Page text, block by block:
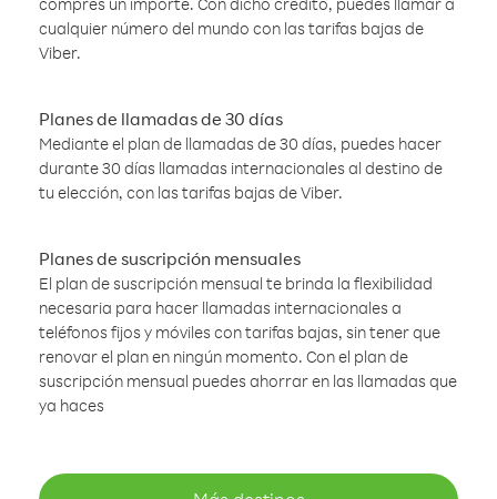
cualquier número del mundo con las tarifas bajas de
Viber.
Planes de llamadas de 30 días
Mediante el plan de llamadas de 30 días, puedes hacer
durante 30 días llamadas internacionales al destino de
tu elección, con las tarifas bajas de Viber.
Planes de suscripción mensuales
El plan de suscripción mensual te brinda la flexibilidad
necesaria para hacer llamadas internacionales a
teléfonos fijos y móviles con tarifas bajas, sin tener que
renovar el plan en ningún momento. Con el plan de
suscripción mensual puedes ahorrar en las llamadas que
ya haces